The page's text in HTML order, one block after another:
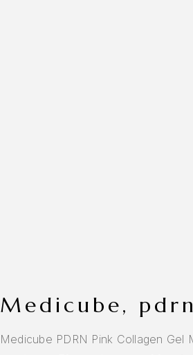
medicube,
Medicube PDRN Pink Collagen Gel